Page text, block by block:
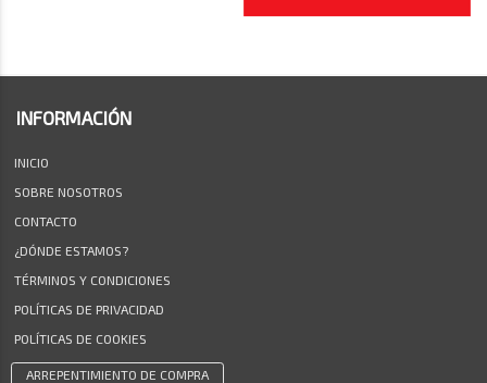
INFORMACIÓN
INICIO
SOBRE NOSOTROS
CONTACTO
¿DÓNDE ESTAMOS?
TÉRMINOS Y CONDICIONES
POLÍTICAS DE PRIVACIDAD
POLÍTICAS DE COOKIES
ARREPENTIMIENTO DE COMPRA